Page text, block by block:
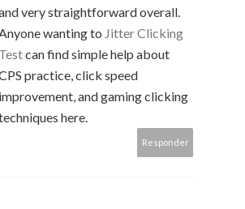
very straightforward overall.
wanting to Jitter Clicking
Testcan find simple help about
practice, click speed
improvement, and gaming clicking
here.
Responder